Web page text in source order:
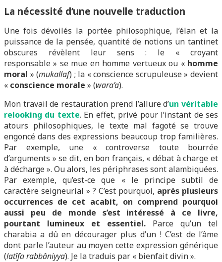
La nécessité d’une nouvelle traduction
Une fois dévoilés la portée philosophique, l’élan et la
puissance de la pensée, quantité de notions un tantinet
obscures révèlent leur sens : le « croyant
responsable » se mue en homme vertueux ou « homme
moral » (mukallaf) ; la « conscience scrupuleuse » devient
« conscience morale » (wara’a).
Mon travail de restauration prend l’allure d’un véritable
relooking du texte. En effet, privé pour l’instant de ses
atours philosophiques, le texte mal fagoté se trouve
engoncé dans des expressions beaucoup trop familières.
Par exemple, une « controverse toute bourrée
d’arguments » se dit, en bon français, « débat à charge et
à décharge ». Ou alors, les périphrases sont alambiquées.
Par exemple, qu’est-ce que « le principe subtil de
caractère seigneurial » ? C’est pourquoi, après plusieurs
occurrences de cet acabit, on comprend pourquoi
aussi peu de monde s’est intéressé à ce livre,
pourtant lumineux et essentiel. Parce qu’un tel
charabia a dû en décourager plus d’un ! C’est de l’âme
dont parle l’auteur au moyen cette expression générique
(latîfarabbâniyya). Je la traduis par « bienfait divin ».